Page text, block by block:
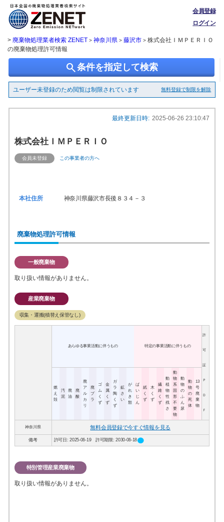
会員登録
ログイン
> 廃棄物処理業者検索 ZENET > 神奈川県 > 藤沢市> 株式会社ＩＭＰＥＲＩＯ
の廃棄物処理許可情報
search条件を指定して検索
ユーザー未登録のため閲覧は制限されています 無料登録で制限を解除
最終更新日時: 2025-06-26 23:10:47
株式会社ＩＭＰＥＲＩＯ
会員未登録 この事業者の方へ
本社住所 神奈川県藤沢市長後８３４－３
廃棄物処理許可情報
一般廃棄物
取り扱い情報がありません。
産業廃棄物
収集・運搬(積替え保管なし)
あらゆる事業活動に伴うもの 特定の事業活動に伴うもの
許
可
証
Ｐ
Ｄ
Ｆ
燃
え
殻
汚
泥
廃
油
廃
酸
廃
ア
ル
カ
リ
廃
プ
ラ
ゴ
ム
く
ず
金
属
く
ず
ガ
ラ
陶
く
ず
鉱
さ
い
が
れ
き
類
ば
い
じ
ん
紙
く
ず
木
く
ず
繊
維
く
ず
動
植
物
性
残
さ
動
物
系
固
形
不
要
物
動
物
の
ふ
ん
尿
動
物
の
死
体
13
号
廃
棄
物
神奈川県 無料会員登録で今すぐ情報を見る
備考 許可日: 2025-06-19 許可期限: 2030-06-18circle
特別管理産業廃棄物
取り扱い情報がありません。